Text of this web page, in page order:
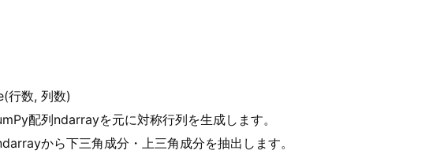
行数, 列数)
配列ndarrayを元に対称行列を生成します。
から下三角成分・上三角成分を抽出します。